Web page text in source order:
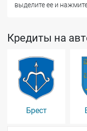
выделите ее и
Кредиты на
Брест